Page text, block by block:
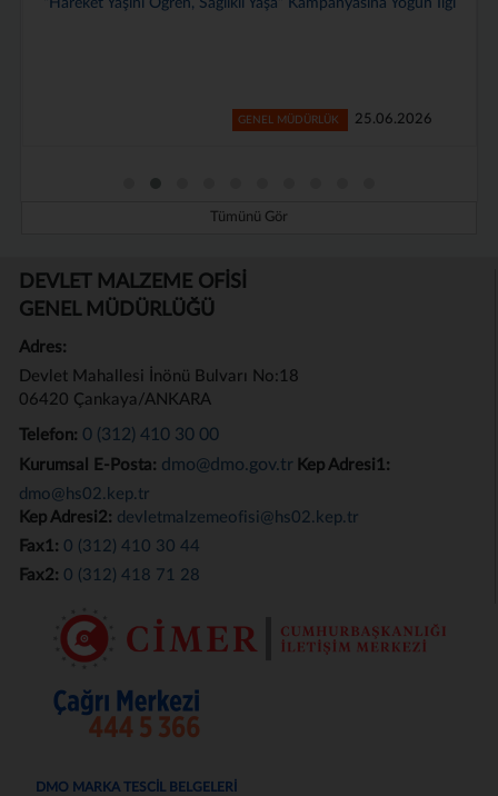
GENEL MÜDÜRLÜK 24.06.2026
Tümünü Gör
DEVLET MALZEME OFİSİ
GENEL MÜDÜRLÜĞÜ
Adres:
Devlet Mahallesi İnönü Bulvarı No:18
06420 Çankaya/ANKARA
Telefon: 0 (312) 410 30 00
Kurumsal E-Posta: dmo@dmo.gov.tr Kep Adresi1:
dmo@hs02.kep.tr
Kep Adresi2: devletmalzemeofisi@hs02.kep.tr
Fax1: 0 (312) 410 30 44
Fax2: 0 (312) 418 71 28
DMO MARKA TESCİL BELGELERİ